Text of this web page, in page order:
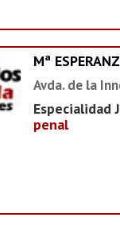
Mª
Avda. de la
Especialidad
penal